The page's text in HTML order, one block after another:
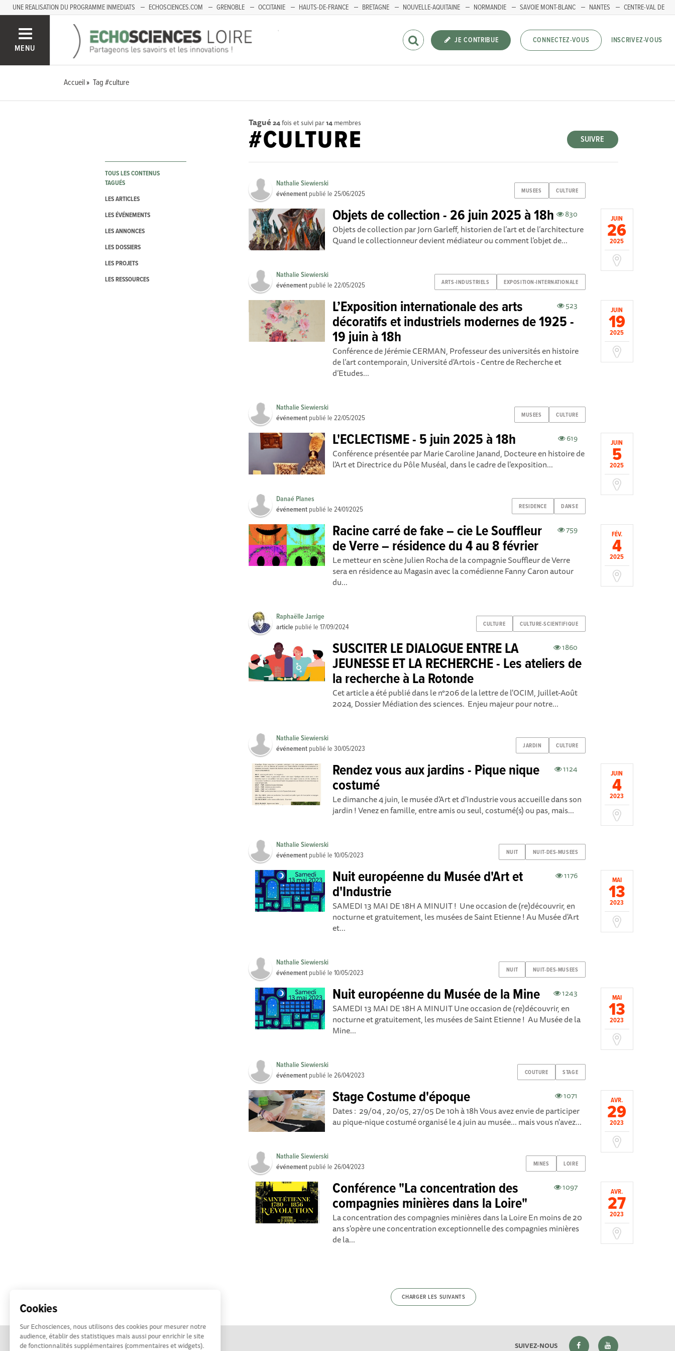
Cookies
Sur Echosciences, nous utilisons des cookies pour mesurer notre
audience, établir des statistiques mais aussi pour enrichir le site
de fonctionnalités supplémentaires (commentaires et widgets).
UNE REALISATION DU PROGRAMME INMEDIATS ECHOSCIENCES.COM GRENOBLE OCCITANIE HAUTS-DE-FRANCE BRETAGNE NOUVELLE-AQUITAINE NORMANDIE SAVOIE MONT-BLANC NANTES
CENTRE-VAL DE
MENU
JE CONTRIBUE CONNECTEZ-VOUS INSCRIVEZ-VOUS
Accueil Tag #culture
TOUS LES CONTENUS
TAGUÉS
LES ARTICLES
LES ÉVÉNEMENTS
LES ANNONCES
LES DOSSIERS
LES PROJETS
LES RESSOURCES
Tagué 24fois et suivi par14 membres
SUIVRE
#CULTURE
MUSEES CULTURE
Nathalie Siewierski
événement publié le25/06/2025
JUIN
26
2025
830
Objets de collection - 26 juin 2025 à 18h
Objets de collection par Jorn Garleff, historien de l’art et de l’architecture
Quand le collectionneur devient médiateur ou comment l’objet de...
ARTS-INDUSTRIELS EXPOSITION-INTERNATIONALE
Nathalie Siewierski
événement publié le22/05/2025
JUIN
19
2025
523
L’Exposition internationale des arts
décoratifs et industriels modernes de 1925 -
19 juin à 18h
Conférence de Jérémie CERMAN, Professeur des universités en histoire
de l’art contemporain, Université d'Artois - Centre de Recherche et
d’Etudes...
MUSEES CULTURE
Nathalie Siewierski
événement publié le22/05/2025
JUIN
5
2025
619
L'ECLECTISME - 5 juin 2025 à 18h
Conférence présentée par Marie Caroline Janand, Docteure en histoire de
l'Art et Directrice du Pôle Muséal, dans le cadre de l'exposition...
RESIDENCE DANSE
Danaé Planes
événement publié le24/01/2025
FÉV.
4
2025
759
Racine carré de fake – cie Le Souffleur
de Verre – résidence du 4 au 8 février
Le metteur en scène Julien Rocha de la compagnie Souffleur de Verre
sera en résidence au Magasin avec la comédienne Fanny Caron autour
du...
CULTURE CULTURE-SCIENTIFIQUE
Raphaëlle Jarrige
article publié le17/09/2024
1860
SUSCITER LE DIALOGUE ENTRE LA
JEUNESSE ET LA RECHERCHE - Les ateliers de
la recherche à La Rotonde
Cet article a été publié dans le n°206 de la lettre de l'OCIM, Juillet-Août
2024, Dossier Médiation des sciences. Enjeu majeur pour notre...
JARDIN CULTURE
Nathalie Siewierski
événement publié le30/05/2023
JUIN
4
2023
1124
Rendez vous aux jardins - Pique nique
costumé
Le dimanche 4 juin, le musée d'Art et d'Industrie vous accueille dans son
jardin ! Venez en famille, entre amis ou seul, costumé(s) ou pas, mais...
NUIT NUIT-DES-MUSEES
Nathalie Siewierski
événement publié le10/05/2023
MAI
13
2023
1176
Nuit européenne du Musée d'Art et
d'Industrie
SAMEDI 13 MAI DE 18H A MINUIT ! Une occasion de (re)découvrir, en
nocturne et gratuitement, les musées de Saint Etienne ! Au Musée d'Art
et...
NUIT NUIT-DES-MUSEES
Nathalie Siewierski
événement publié le10/05/2023
MAI
13
2023
1243
Nuit européenne du Musée de la Mine
SAMEDI 13 MAI DE 18H A MINUIT Une occasion de (re)découvrir, en
nocturne et gratuitement, les musées de Saint Etienne ! Au Musée de la
Mine...
COUTURE STAGE
Nathalie Siewierski
événement publié le26/04/2023
AVR.
29
2023
1071
Stage Costume d'époque
Dates : 29/04 , 20/05, 27/05 De 10h à 18h Vous avez envie de participer
au pique-nique costumé organisé le 4 juin au musée... mais vous n'avez...
MINES LOIRE
Nathalie Siewierski
événement publié le26/04/2023
AVR.
27
2023
1097
Conférence "La concentration des
compagnies minières dans la Loire"
La concentration des compagnies minières dans la Loire En moins de 20
ans s'opère une concentration exceptionnelle des compagnies minières
de la...
CHARGER LES SUIVANTS
SUIVEZ-NOUS